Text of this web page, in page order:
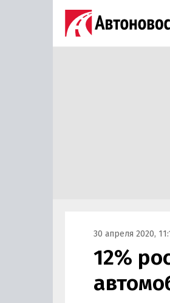
30 апреля 2020,
12%